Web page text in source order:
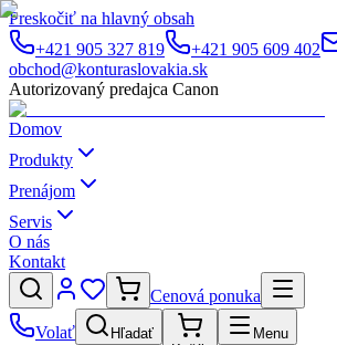
Preskočiť na hlavný obsah
+421 905 327 819
+421 905 609 402
obchod@konturaslovakia.sk
Autorizovaný predajca Canon
Domov
Produkty
Prenájom
Servis
O nás
Kontakt
Cenová ponuka
Volať
Hľadať
Menu